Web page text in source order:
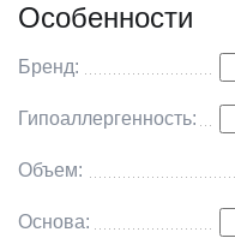
Состав: вода, пропилен
пропилпарабен, мята
месте при
Производитель:
Особенности
Бренд:
Гипоаллергенность:
Объем:
Основа: